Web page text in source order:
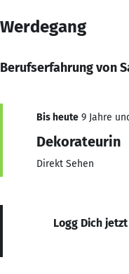
Werdegang
Berufserfahrung von
Bis heute 9 Jahre
Dekorateurin
Direkt Sehen
Logg Dich